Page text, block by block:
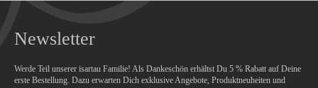
Newsletter
Werde Teil unserer isartau Familie! Als Dankeschön erhältst Du 5 % Rabatt auf Deine
erste Bestellung. Dazu erwarten Dich exklusive Angebote, Produktneuheiten und